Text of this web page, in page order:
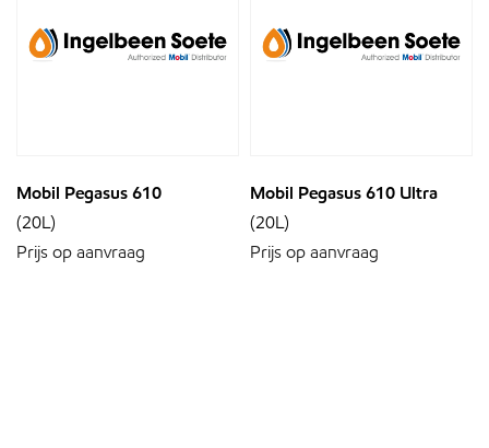
Mobil Pegasus 610
(20L)
Prijs op aanvraag
Mobil Pegasus 610 Ultra
(20L)
Prijs op aanvraag